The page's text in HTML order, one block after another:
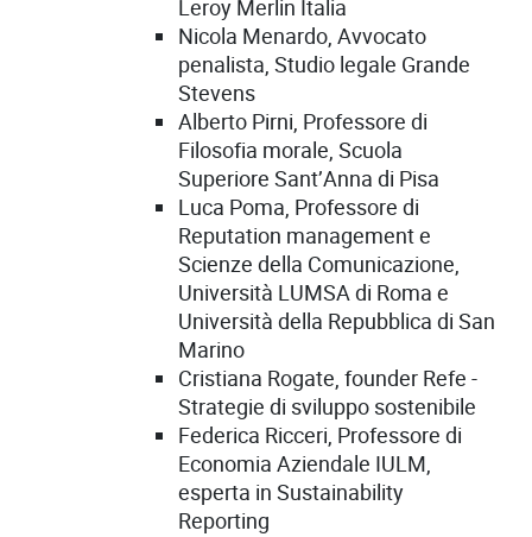
Leroy Merlin Italia
Nicola Menardo, Avvocato
penalista, Studio legale Grande
Stevens
Alberto Pirni, Professore di
Filosofia morale, Scuola
Superiore Sant’Anna di Pisa
Luca Poma, Professore di
Reputation management e
Scienze della Comunicazione,
Università LUMSA di Roma e
Università della Repubblica di San
Marino
Cristiana Rogate, founder Refe -
Strategie di sviluppo sostenibile
Federica Ricceri, Professore di
Economia Aziendale IULM,
esperta in Sustainability
Reporting